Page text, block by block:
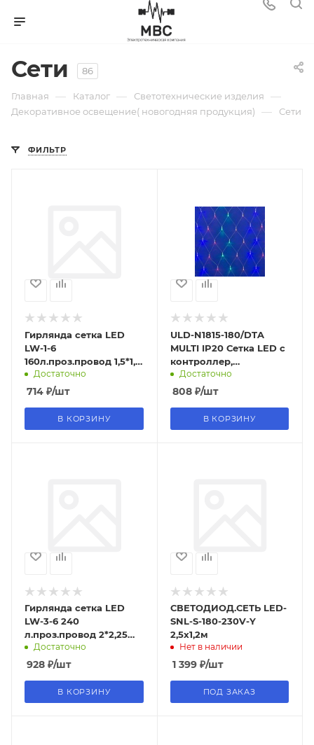
Сети 86
Главная — Каталог — Светотехнические изделия —
Декоративное освещение( новогодняя продукция) — Сети
ФИЛЬТР
Гирлянда сетка LED
LW-1-6
160л.проз.провод 1,5*1,5
цветн..
Достаточно
714 ₽/шт
В КОРЗИНУ
ULD-N1815-180/DTA
MULTI IP20 Сетка LED с
контроллер,
свет. прозр про
Достаточно
808₽/шт
В КОРЗИНУ
Гирлянда сетка LED
LW-3-6 240
л.проз.провод 2*2,25
цветн..
Достаточно
928 ₽/шт
В КОРЗИНУ
СВЕТОДИОД.СЕТЬ LED-
SNL-S-180-230V-Y
2,5х1,2м
Нет в наличии
1 399₽/шт
ПОД ЗАКАЗ